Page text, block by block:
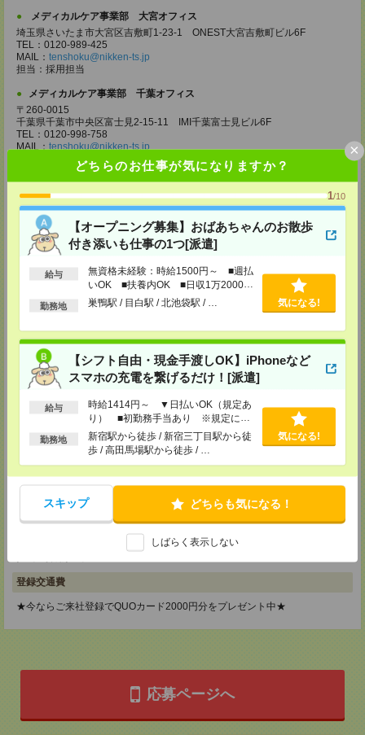
どちらのお仕事が気になりますか？
1/10
【オープニング募集】おばあちゃんのお散歩
付き添いも仕事の1つ[派遣]
給与
無資格未経験：時給1500円～ ■週払
いOK ■扶養内OK ■日収1万2000円
以上
勤務地 巣鴨駅 / 目白駅 / 北池袋駅 / … 気になる!
【シフト自由・現金手渡しOK】iPhoneなど
スマホの充電を繋げるだけ！[派遣]
給与
時給1414円～ ▼日払いOK（規定あ
り） ■初勤務手当あり ※規定によ
る
勤務地
新宿駅から徒歩 / 新宿三丁目駅から徒
歩 / 高田馬場駅から徒歩 / …
気になる!
スキップ どちらも気になる！
しばらく表示しない
×
メディカルケア事業部 大宮オフィス
埼玉県さいたま市大宮区吉敷町1-23-1 ONEST大宮吉敷町ビル6F
TEL：0120-989-425
MAIL： tenshoku@nikken-ts.jp
担当：採用担当
メディカルケア事業部 千葉オフィス
〒260-0015
千葉県千葉市中央区富士見2-15-11 IMI千葉富士見ビル6F
TEL：0120-998-758
MAIL：tenshoku@nikken-ts.jp
担当：採用担当
メディカルケア事業部 柏オフィス
千葉県柏市末広町5-19 第12関口ビル7F 705号室
TEL：0120-935-218
MAIL： tenshoku@nikken-ts.jp
担当：採用担当
東京都新宿区新宿2-3-10 新宿御苑ビル6階
TEL：0120-457-235
MAIL：tenshoku@nikken-ts.jp
担当：採用担当
メディカルケア事業部 立川事業所
東京都立川市錦町1-12-14
TEL：0120-934-200
MAIL：tenshoku@nikken-ts.jp
担当：採用担当
メディカルケア事業部 町田オフィス
東京都町田市森野1-7-23 大樹生命町田ビル6F
TEL：0120-453-285
tenshoku@nikken-ts.jp
担当：採用担当
神奈川県横浜市保土ケ谷区神戸町134 横浜ビジネスパークサウスタワー
2F B区画
登録交通費
★今ならご来社登録でQUOカード2000円分をプレゼント中★
応募ページへ